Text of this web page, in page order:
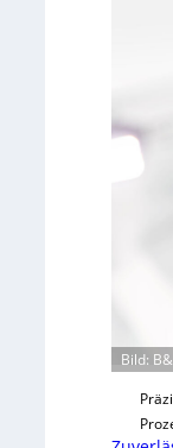
Bild: